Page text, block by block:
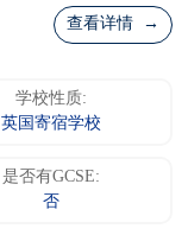
查看详情 →
学校性质:
英国寄宿学校
是否有GCSE:
否